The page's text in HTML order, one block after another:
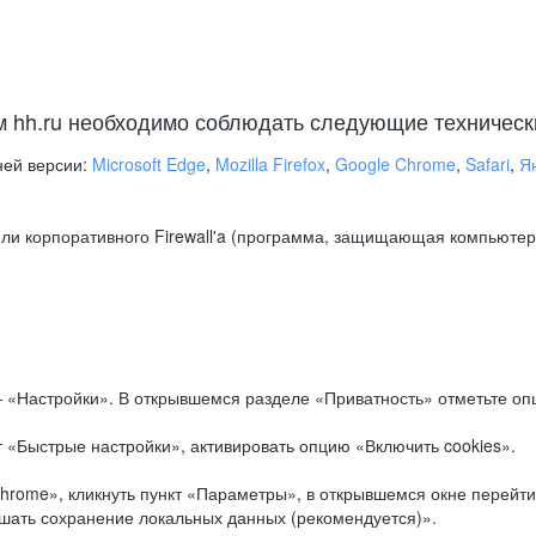
необходимо соблюдать следующие
версии: Microsoft Edge, Mozilla Firefox, Google Chrome, Safari,
корпоративного Firewall'a (программа, защищающая
В открывшемся разделе «Приватность» отметьте
настройки», активировать опцию «Включить cookies».
кликнуть пункт «Параметры», в открывшемся окне
сохранение локальных данных (рекомендуется)».